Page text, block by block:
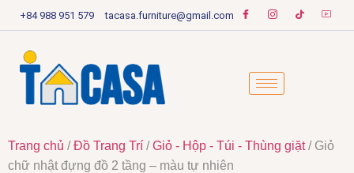
+84 988 951 579 tacasa.furniture@gmail.com
Trang chủ /Đồ Trang Trí /Giỏ - Hộp - Túi - Thùng giặt/ Giỏ
chữ nhật đựng đồ 2 tầng – màu tự nhiên